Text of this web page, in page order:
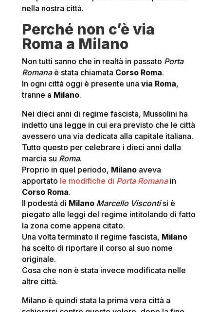
nella nostra città.
Perché non c’è via
Roma a Milano
Non tutti sanno che in realtà in passato Porta
Romanaè stata chiamata Corso Roma.
In ogni città oggi è presente una via Roma,
tranne a Milano.
Nei dieci anni di regime fascista, Mussolini ha
indetto una legge in cui era previsto che le città
avessero una via dedicata alla capitale italiana.
Tutto questo per celebrare i dieci anni dalla
marcia su Roma.
Proprio in quel periodo, Milanoaveva
apportato le modifiche di Porta Romana in
Corso Roma.
Il podestà di Milano Marcello Viscontisi è
piegato alle leggi del regime intitolando di fatto
la zona come appena citato.
Una volta terminato il regime fascista, Milano
ha scelto di riportare il corso al suo nome
originale.
Cosa che non è stata invece modificata nelle
altre città.
Milano è quindi stata la prima vera città a